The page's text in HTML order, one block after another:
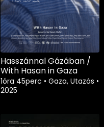
Hasszánnal Gázában /
With Hasan in Gaza
1óra 45perc • Gaza, Utazás •
2025